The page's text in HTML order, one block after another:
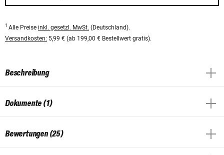
1 Alle Preise inkl. gesetzl. MwSt. (Deutschland).
Versandkosten: 5,99 € (ab 199,00 € Bestellwert gratis).
Beschreibung
Dokumente (1)
Bewertungen (25)